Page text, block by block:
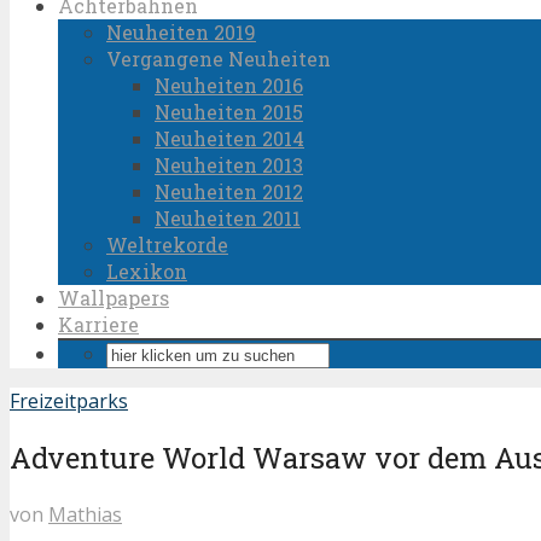
Achterbahnen
Neuheiten 2019
Vergangene Neuheiten
Neuheiten 2016
Neuheiten 2015
Neuheiten 2014
Neuheiten 2013
Neuheiten 2012
Neuheiten 2011
Weltrekorde
Lexikon
Wallpapers
Karriere
Freizeitparks
Adventure World Warsaw vor dem
von Mathias